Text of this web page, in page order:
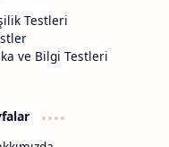
Testleri
ve Bilgi Testleri